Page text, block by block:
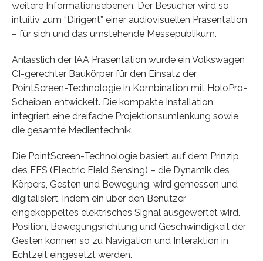
weitere Informationsebenen. Der Besucher wird so
intuitiv zum “Dirigent” einer audiovisuellen Präsentation
– für sich und das umstehende Messepublikum.
Anlässlich der IAA Präsentation wurde ein Volkswagen
CI-gerechter Baukörper für den Einsatz der
PointScreen-Technologie in Kombination mit HoloPro-
Scheiben entwickelt. Die kompakte Installation
integriert eine dreifache Projektionsumlenkung sowie
die gesamte Medientechnik.
Die PointScreen-Technologie basiert auf dem Prinzip
des EFS (Electric Field Sensing) – die Dynamik des
Körpers, Gesten und Bewegung, wird gemessen und
digitalisiert, indem ein über den Benutzer
eingekoppeltes elektrisches Signal ausgewertet wird.
Position, Bewegungsrichtung und Geschwindigkeit der
Gesten können so zu Navigation und Interaktion in
Echtzeit eingesetzt werden.